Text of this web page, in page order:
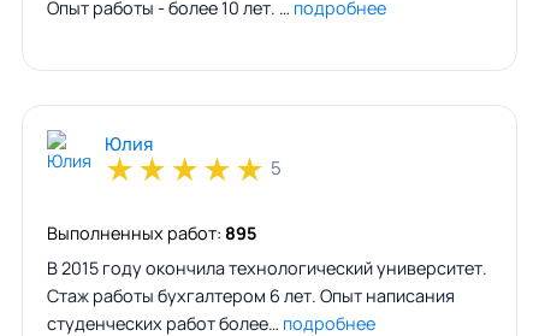
Опыт работы - более 10 лет. … подробнее
Юлия
★★★★★ 5
Выполненных работ: 895
В 2015 году окончила технологический университет.
Стаж работы бухгалтером 6 лет. Опыт написания
студенческих работ более… подробнее